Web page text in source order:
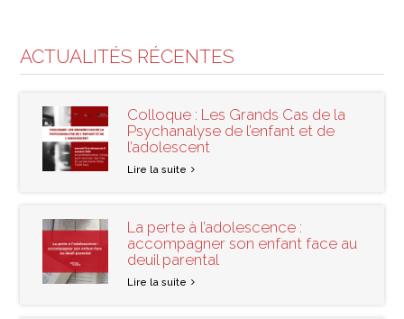
ACTUALITÉS RÉCENTES
Colloque : Les Grands Cas de la
Psychanalyse de l’enfant et de
l’adolescent
Lire la suite
La perte à l’adolescence :
accompagner son enfant face au
deuil parental
Lire la suite